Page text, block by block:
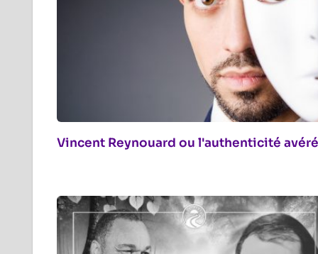
Vincent Reynouard ou l'authenticité